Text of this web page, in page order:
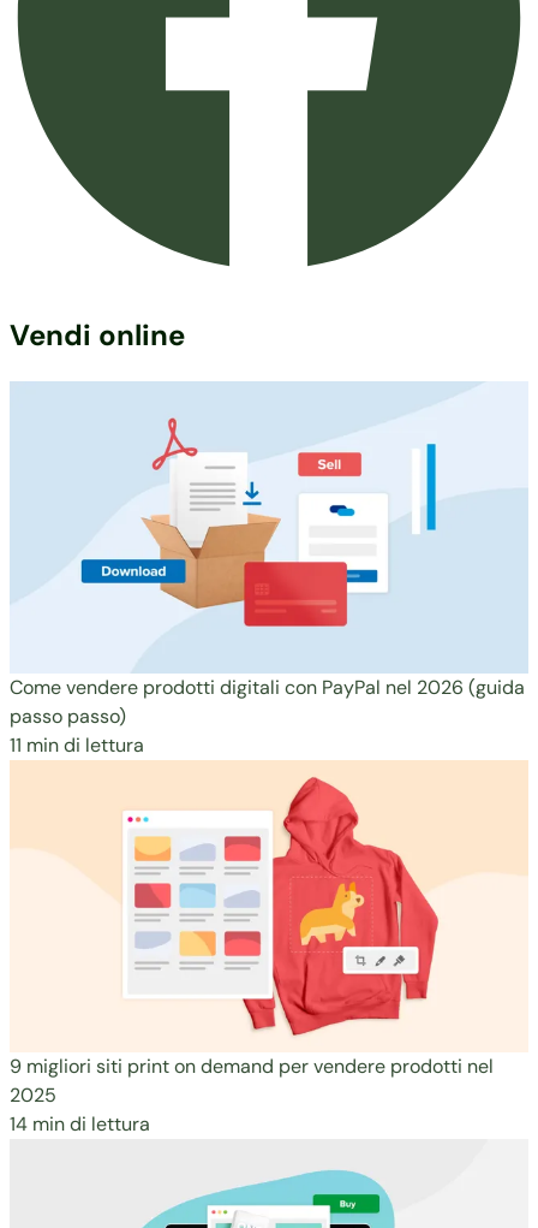
Vendi online
Come vendere prodotti digitali con PayPal nel 2026 (guida
passo passo)
11 min di lettura
9 migliori siti print on demand per vendere prodotti nel
2025
14 min di lettura